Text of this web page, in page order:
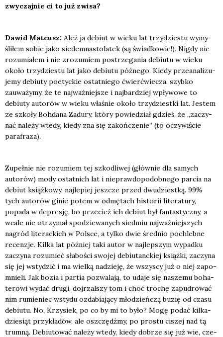
zwy­czaj­nie ci to już zwi­sa?
Dawid Mate­usz: Ależ ja debiut w wie­ku lat trzy­dzie­stu wymy­
śli­łem sobie jako sie­dem­na­sto­la­tek (są świad­ko­wie!). Nigdy nie
rozu­mia­łem i nie zro­zu­miem postrze­ga­nia debiu­tu w wie­ku
oko­ło trzy­dzie­stu lat jako debiu­tu póź­ne­go. Kie­dy prze­ana­li­zu­
je­my debiu­ty poetyc­kie ostat­nie­go ćwierć­wie­cza, szyb­ko
zauwa­ży­my, że te naj­waż­niej­sze i naj­bar­dziej wpły­wo­we to
debiu­ty auto­rów w wie­ku wła­śnie oko­ło trzy­dziest­ki lat. Jestem
ze szko­ły Boh­da­na Zadu­ry, któ­ry powie­dział gdzieś, że „zaczy­
nać nale­ży wte­dy, kie­dy zna się zakoń­cze­nie” (to oczy­wi­ście
para­fra­za).
Zupeł­nie nie rozu­miem tej szko­dli­wej (głów­nie dla samych
auto­rów) mody ostat­nich lat i nie­praw­do­po­dob­ne­go par­cia na
debiut książ­ko­wy, naj­le­piej jesz­cze przed dwu­dziest­ką. 99%
tych auto­rów ginie potem w odmę­tach histo­rii lite­ra­tu­ry,
popa­da w depre­sję, bo prze­cież ich debiut był fan­ta­stycz­ny, a
wca­le nie otrzy­mał spo­dzie­wa­nych sied­miu naj­waż­niej­szych
nagród lite­rac­kich w Pol­sce, a tyl­ko dwie śred­nio pochleb­ne
recen­zje. Kil­ka lat póź­niej taki autor w naj­lep­szym wypad­ku
zaczy­na rozu­mieć sła­bo­ści swo­jej debiu­tanc­kiej książ­ki, zaczy­na
się jej wsty­dzić i ma wiel­ką nadzie­ję, że wszy­scy już o niej zapo­
mnie­li. Jak bozia i par­tia pozwa­la­ją, to uda­je się nasze­mu boha­
te­ro­wi wydać dru­gi, doj­rzal­szy tom i choć tro­chę zapu­dro­wać
nim rumie­niec wsty­du ozda­bia­ją­cy mło­dzień­czą buzię od cza­su
debiu­tu. No, Krzy­siek, po co by mi to było? Mogę podać kil­ka­
dzie­siąt przy­kła­dów, ale oszczędź­my, po pro­stu ciszej nad tą
trum­ną. Debiu­to­wać nale­ży wte­dy, kie­dy dobrze się już wie, cze­